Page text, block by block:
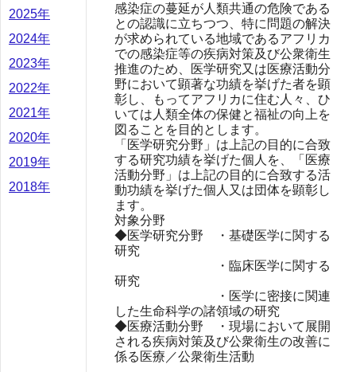
2025年
2024年
2023年
2022年
2021年
2020年
2019年
2018年
感染症の蔓延が人類共通の危険である
との認識に立ちつつ、特に問題の解決
が求められている地域であるアフリカ
での感染症等の疾病対策及び公衆衛生
推進のため、医学研究又は医療活動分
野において顕著な功績を挙げた者を顕
彰し、もってアフリカに住む人々、ひ
いては人類全体の保健と福祉の向上を
図ることを目的とします。
「医学研究分野」は上記の目的に合致
する研究功績を挙げた個人を、「医療
活動分野」は上記の目的に合致する活
動功績を挙げた個人又は団体を顕彰し
ます。
対象分野
◆医学研究分野 ・基礎医学に関する
研究
・臨床医学に関する
研究
・医学に密接に関連
した生命科学の諸領域の研究
◆医療活動分野 ・現場において展開
される疾病対策及び公衆衛生の改善に
係る医療／公衆衛生活動